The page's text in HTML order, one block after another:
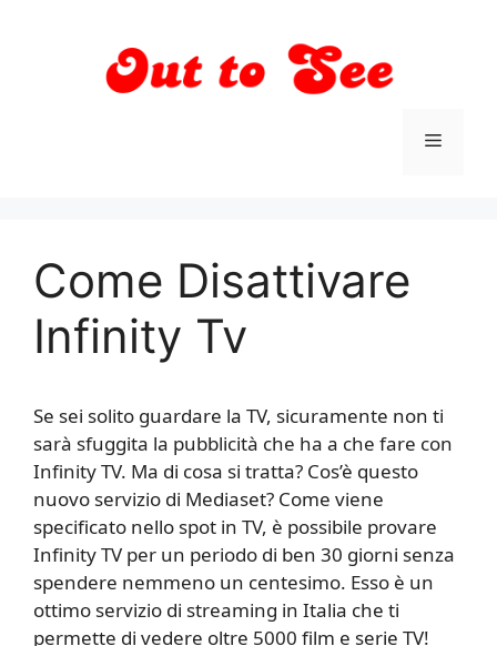
Menu
Come Disattivare
Infinity Tv
Se sei solito guardare la TV, sicuramente non ti
sarà sfuggita la pubblicità che ha a che fare con
Infinity TV. Ma di cosa si tratta? Cos’è questo
nuovo servizio di Mediaset? Come viene
specificato nello spot in TV, è possibile provare
Infinity TV per un periodo di ben 30 giorni senza
spendere nemmeno un centesimo. Esso è un
ottimo servizio di streaming in Italia che ti
permette di vedere oltre 5000 film e serie TV!